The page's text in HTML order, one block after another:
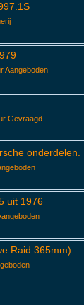
Aangeboden
Gevraagd
onderdelen.
uit 1976
Raid 365mm)